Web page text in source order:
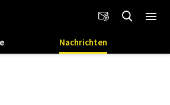
Nachrichten